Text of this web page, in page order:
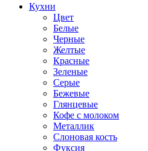
Кухни
Цвет
Белые
Черные
Желтые
Красные
Зеленые
Серые
Бежевые
Глянцевые
Кофе с молоком
Металлик
Слоновая кость
Фуксия